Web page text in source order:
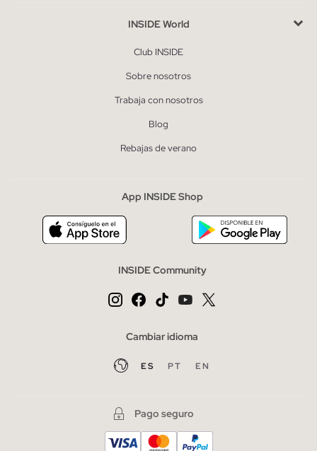
INSIDE World
Club INSIDE
Sobre nosotros
Trabaja con nosotros
Blog
Rebajas de verano
App INSIDE Shop
INSIDE Community
Cambiar idioma
ES PT EN
Pago seguro